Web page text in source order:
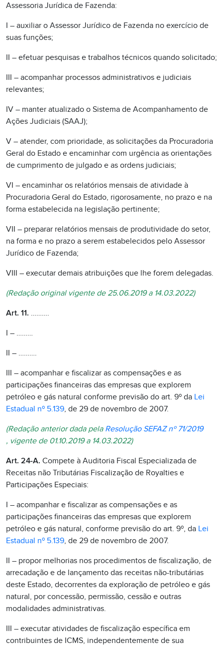
Assessoria Jurídica de Fazenda:
I – auxiliar o Assessor Jurídico de Fazenda no exercício de
suas funções;
II – efetuar pesquisas e trabalhos técnicos quando solicitado;
III – acompanhar processos administrativos e judiciais
relevantes;
IV – manter atualizado o Sistema de Acompanhamento de
Ações Judiciais (SAAJ);
V – atender, com prioridade, as solicitações da Procuradoria
Geral do Estado e encaminhar com urgência as orientações
de cumprimento de julgado e as ordens judiciais;
VI – encaminhar os relatórios mensais de atividade à
Procuradoria Geral do Estado, rigorosamente, no prazo e na
forma estabelecida na legislação pertinente;
VII – preparar relatórios mensais de produtividade do setor,
na forma e no prazo a serem estabelecidos pelo Assessor
Jurídico de Fazenda;
VIII – executar demais atribuições que lhe forem delegadas.
(Redação original vigente de 25.06.2019 a 14.03.2022)
Art. 11. ……….
I – ………
II – ……….
III – acompanhar e fiscalizar as compensações e as
participações financeiras das empresas que explorem
petróleo e gás natural conforme previsão do art. 9º da Lei
Estadual nº 5.139, de 29 de novembro de 2007.
(Redação anterior dada pela Resolução SEFAZ nº 71/2019
, vigente de 01.10.2019 a 14.03.2022)
Art. 24-A. Compete à Auditoria Fiscal Especializada de
Receitas não Tributárias Fiscalização de Royalties e
Participações Especiais:
I – acompanhar e fiscalizar as compensações e as
participações financeiras das empresas que explorem
petróleo e gás natural, conforme previsão do art. 9º, da Lei
Estadual nº 5.139, de 29 de novembro de 2007.
II – propor melhorias nos procedimentos de fiscalização, de
arrecadação e de lançamento das receitas não-tributárias
deste Estado, decorrentes da exploração de petróleo e gás
natural, por concessão, permissão, cessão e outras
modalidades administrativas.
III – executar atividades de fiscalização específica em
contribuintes de ICMS, independentemente de sua